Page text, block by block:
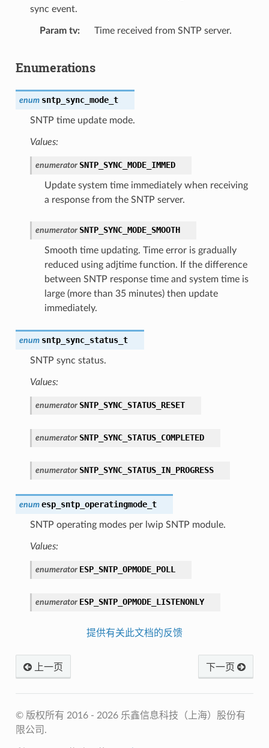
sync event.
Param tv Time received from SNTP server.
Enumerations
enum sntp_sync_mode_t
SNTP time update mode.
Values:
enumerator SNTP_SYNC_MODE_IMMED
Update system time immediately when receiving
a response from the SNTP server.
enumerator SNTP_SYNC_MODE_SMOOTH
Smooth time updating. Time error is gradually
reduced using adjtime function. If the difference
between SNTP response time and system time is
large (more than 35 minutes) then update
immediately.
enum sntp_sync_status_t
SNTP sync status.
Values:
enumerator SNTP_SYNC_STATUS_RESET
enumerator SNTP_SYNC_STATUS_COMPLETED
enumerator SNTP_SYNC_STATUS_IN_PROGRESS
enum esp_sntp_operatingmode_t
SNTP operating modes per lwip SNTP module.
Values:
enumerator ESP_SNTP_OPMODE_POLL
enumerator ESP_SNTP_OPMODE_LISTENONLY
提供有关此文档的反馈
上一页 下一页
© 版权所有 2016 - 2026 乐鑫信息科技（上海）股份有
限公司.